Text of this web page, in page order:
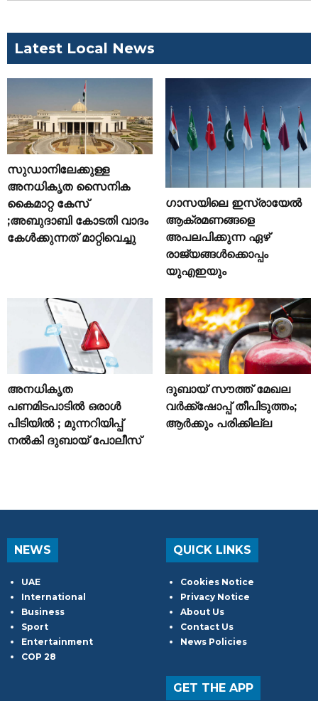
Latest Local News
സുഡാനിലേക്കുള്ള
അനധികൃത സൈനിക
കൈമാറ്റ കേസ്
;അബുദാബി കോടതി വാദം
കേൾക്കുന്നത് മാറ്റിവെച്ചു
ഗാസയിലെ ഇസ്രായേൽ
ആക്രമണങ്ങളെ
അപലപിക്കുന്ന ഏഴ്
രാജ്യങ്ങൾക്കൊപ്പം
യുഎഇയും
അനധികൃത
പണമിടപാടിൽ ഒരാൾ
പിടിയിൽ ; മുന്നറിയിപ്പ്
നൽകി ദുബായ് പോലീസ്
ദുബായ് സൗത്ത് മേഖല
വർക്ക്‌ഷോപ്പ് തീപിടുത്തം;
ആർക്കും പരിക്കില്ല
NEWS
UAE
International
Business
Sport
Entertainment
COP 28
QUICK LINKS
Cookies Notice
Privacy Notice
About Us
Contact Us
News Policies
GET THE APP